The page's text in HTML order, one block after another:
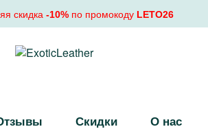
скидка -10%по промокоду LETO26
Скидки О нас